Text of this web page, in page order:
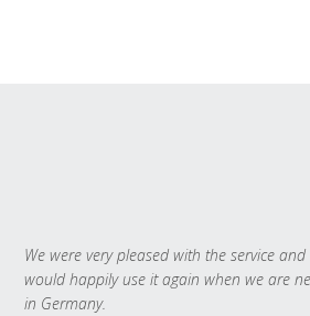
We were very pleased with the service and
would happily use it again when we are
in Germany.